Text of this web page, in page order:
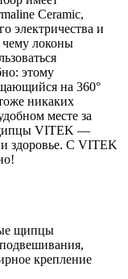
Ceramic,
электричества и
чему локоны
этому
на 360°
никаких
месте за
VITEK —
и здоровье. С VITEK
щипцы
крепление